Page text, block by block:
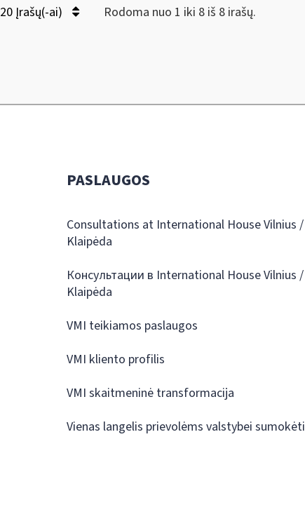
20 Įrašų(-ai) Rodoma nuo 1 iki 8 iš 8 irašų.
PASLAUGOS
Consultations at International House Vilnius /
Klaipėda
Консультации в International House Vilnius /
Klaipėda
VMI teikiamos paslaugos
VMI kliento profilis
VMI skaitmeninė transformacija
Vienas langelis prievolėms valstybei sumokėti